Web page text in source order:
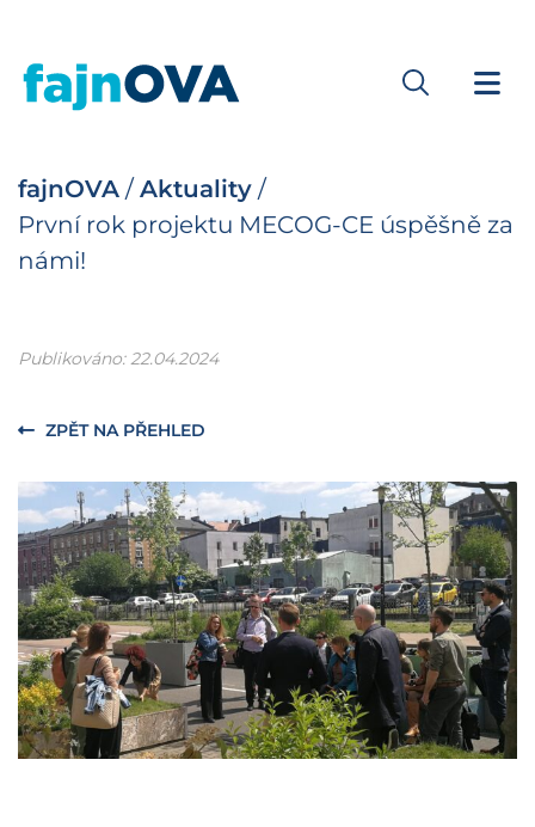
fajnOVA / Aktuality /
První rok projektu MECOG-CE úspěšně za
námi!
Publikováno: 22.04.2024
ZPĚT NA PŘEHLED